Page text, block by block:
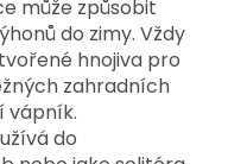
může způsobit
do zimy. Vždy
hnojiva pro
zahradních
vápník.
do